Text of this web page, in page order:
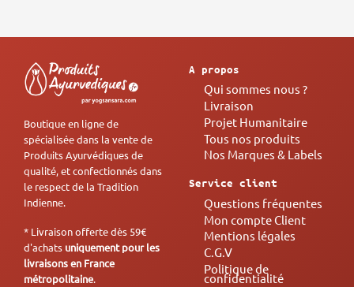
Boutique en ligne de
spécialisée dans la vente de
Produits Ayurvédiques de
qualité, et confectionnés dans
le respect de la Tradition
Indienne.
* Livraison offerte dès 59€
d'achats uniquement pour les
livraisons en France
métropolitaine.
A propos
Qui sommes nous ?
Livraison
Projet Humanitaire
Tous nos produits
Nos Marques & Labels
Service client
Questions fréquentes
Mon compte Client
Mentions légales
C.G.V
Politique de
confidentialité